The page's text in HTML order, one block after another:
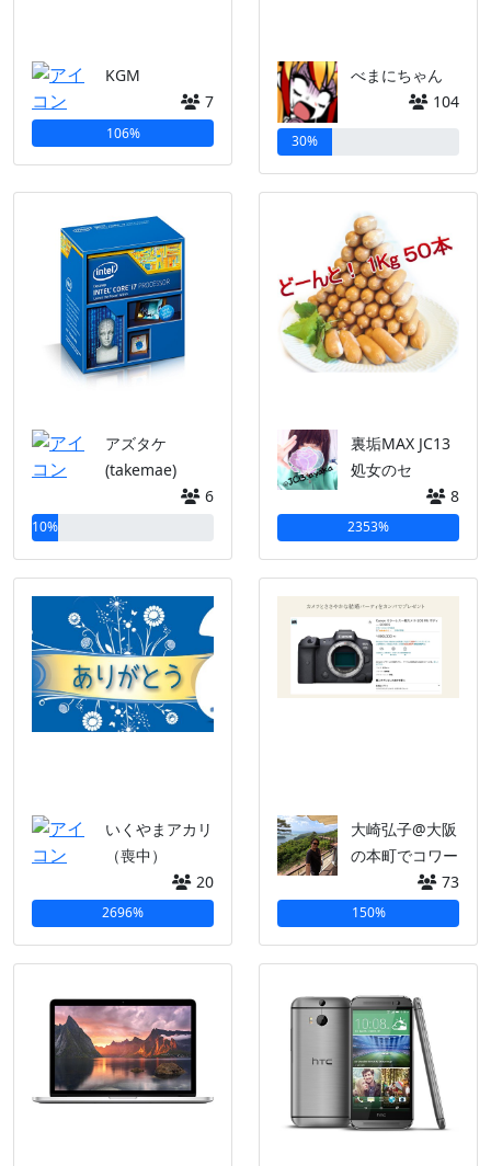
KGM
7
106%
べまにちゃん
104
30%
アズタケ
(takemae)
6
10%
裏垢MAX JC13
処女のセ
8
2353%
いくやまアカリ
（喪中）
20
2696%
大崎弘子@大阪
の本町でコワー
73
150%